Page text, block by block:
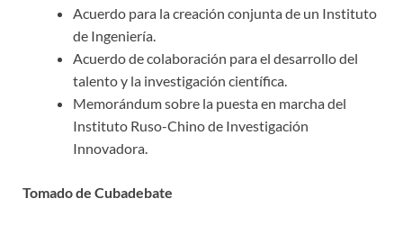
Acuerdo para la creación conjunta de un Instituto
de Ingeniería.
Acuerdo de colaboración para el desarrollo del
talento y la investigación científica.
Memorándum sobre la puesta en marcha del
Instituto Ruso-Chino de Investigación
Innovadora.
Tomado de Cubadebate